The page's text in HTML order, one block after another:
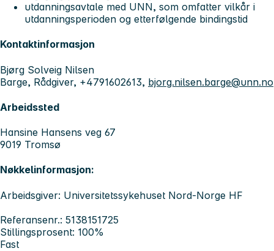
utdanningsavtale med UNN, som omfatter vilkår i
utdanningsperioden og etterfølgende bindingstid
Kontaktinformasjon
Bjørg Solveig Nilsen
Barge, Rådgiver, +4791602613, bjorg.nilsen.barge@unn.no
Arbeidssted
Hansine Hansens veg 67
9019 Tromsø
Nøkkelinformasjon:
Arbeidsgiver: Universitetssykehuset Nord-Norge HF
Referansenr.: 5138151725
Stillingsprosent: 100%
Fast